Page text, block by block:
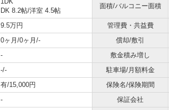
DK 8.2帖/洋室 4.5帖
面積/バルコニー面積
9.5万円 管理費・共益費
0ヶ月/0ヶ月/- 償却/敷引
- 敷金積み増し
-/- 駐車場/月額料金
有/15,000円 保険名/保険期間
- 保証会社